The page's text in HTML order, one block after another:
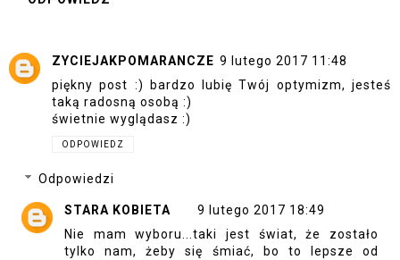
ZYCIEJAKPOMARANCZE 9 lutego 2017 11:48
piękny post :) bardzo lubię Twój optymizm, jesteś
taką radosną osobą :)
świetnie wyglądasz :)
ODPOWIEDZ
Odpowiedzi
STARA KOBIETA
9 lutego 2017 18:49
Nie mam wyboru...taki jest świat, że zostało
tylko nam, żeby się śmiać, bo to lepsze od